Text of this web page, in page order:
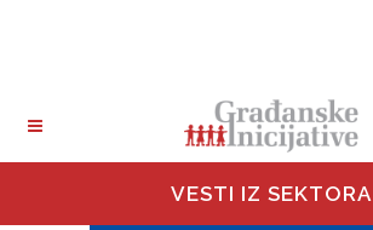
VESTI IZ SEKTORA